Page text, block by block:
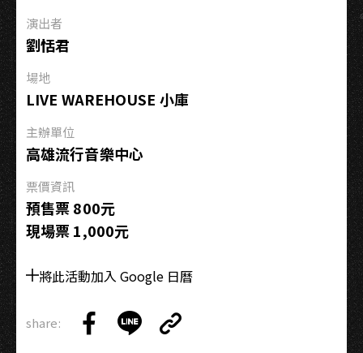
演出者
劉恬君
場地
LIVE WAREHOUSE 小庫
主辦單位
高雄流行音樂中心
票價資訊
預售票 800元
現場票 1,000元
將此活動加入 Google 日曆
share:
Copy